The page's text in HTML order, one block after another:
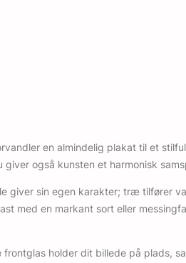
en almindelig plakat til et
også kunsten et harmonisk
giver sin egen karakter; træ tilfører
med en markant sort eller
holder dit billede på plads,